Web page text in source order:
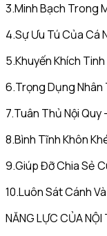
3.Minh Bạch Trong
4.Sự Ưu Tú Của Cá
5.Khuyến Khích
6.Trọng Dụng Nhân
7.Tuân Thủ Nội Quy
8.Bình Tĩnh Khôn
9.Giúp Đỡ Chia Sẻ
10.Luôn Sát Cánh
NĂNG LỰC CỦA